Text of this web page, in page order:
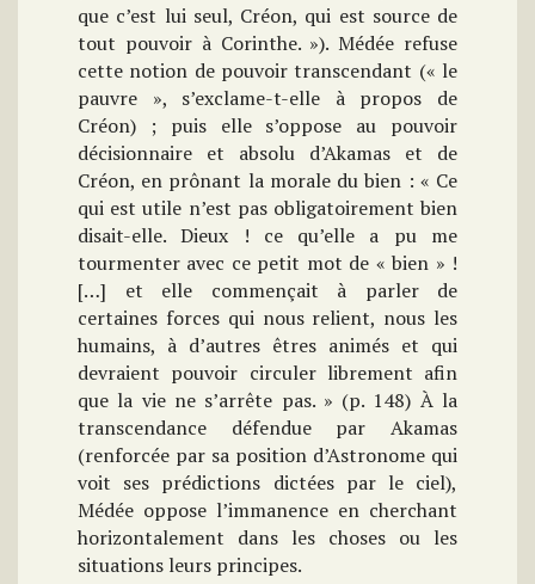
que c’est lui seul, Créon, qui est source de
tout pouvoir à Corinthe. »). Médée refuse
cette notion de pouvoir transcendant (« le
pauvre », s’exclame-t-elle à propos de
Créon) ; puis elle s’oppose au pouvoir
décisionnaire et absolu d’Akamas et de
Créon, en prônant la morale du bien : « Ce
qui est utile n’est pas obligatoirement bien
disait-elle. Dieux ! ce qu’elle a pu me
tourmenter avec ce petit mot de « bien » !
[…] et elle commençait à parler de
certaines forces qui nous relient, nous les
humains, à d’autres êtres animés et qui
devraient pouvoir circuler librement afin
que la vie ne s’arrête pas. » (p. 148) À la
transcendance défendue par Akamas
(renforcée par sa position d’Astronome qui
voit ses prédictions dictées par le ciel),
Médée oppose l’immanence en cherchant
horizontalement dans les choses ou les
situations leurs principes.